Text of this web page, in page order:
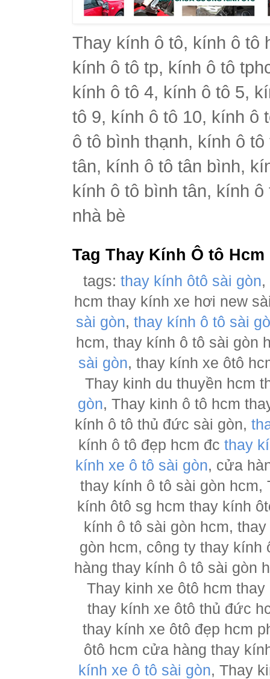
Thay kính ô tô, kính ô tô
kính ô tô tp, kính ô tô
kính ô tô 4, kính ô tô 5,
tô 9, kính ô tô 10, kính ô
ô tô bình thạnh, kính ô
tân, kính ô tô tân bình,
kính ô tô bình tân, kính
nhà bè
Tag Thay Kính Ô tô Hcm
tags:thay kính ôtô sài gòn,
hcm thay kính xe hơi new
sài gòn,thay kính ô tô sài
hcm, thay kính ô tô sài gòn
sài gòn, thay kính xe ôtô
Thay kinh du thuyền hcm
gòn, Thay kinh ô tô hcm
kính ô tô thủ đức sài gòn,
kính ô tô đẹp hcm đc thay
kính xe ô tô sài gòn, cửa
thay kính ô tô sài gòn hcm,
kính ôtô sg hcm thay kính
kính ô tô sài gòn hcm,
gòn hcm, công ty thay
hàng thay kính ô tô sài gòn
Thay kinh xe ôtô hcm
thay kính xe ôtô thủ đức
thay kính xe ôtô đẹp hcm
ôtô hcm cửa hàng thay
kính xe ô tô sài gòn, Thay